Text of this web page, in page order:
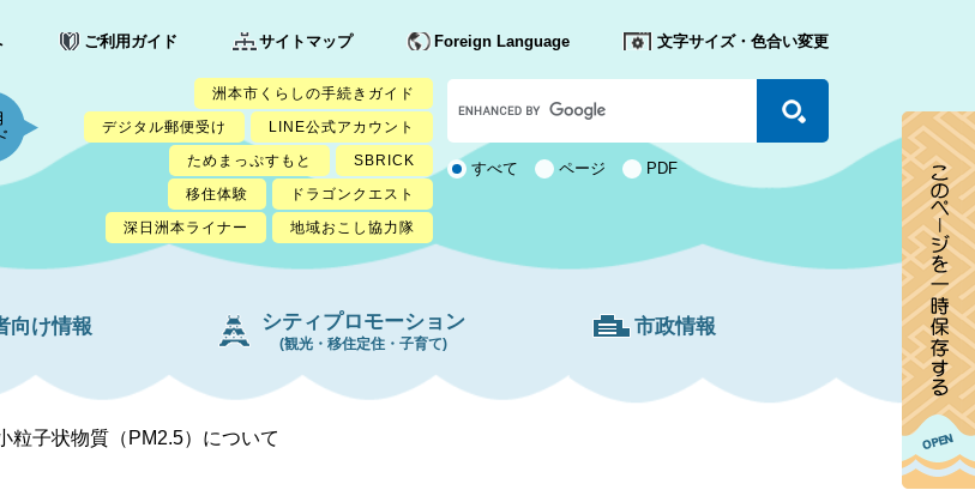
ご利用ガイド サイトマップ Foreign Language 文字サイズ・色合い変更
洲本市くらしの手続きガイド
デジタル郵便受け
LINE公式アカウント
ためまっぷすもと
SBRICK
移住体験
ドラゴンクエスト
深日洲本ライナー
地域おこし協力隊
カ
ス
タ
ム
検 すべて ページ PDF
向け情報 シティプロモーション
(観光・移住定住・子育て)
市政情報
粒子状物質（PM2.5）について